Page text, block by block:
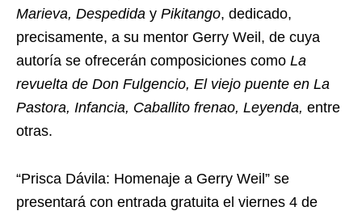
Marieva, Despedida y Pikitango, dedicado,
precisamente, a su mentor Gerry Weil, de cuya
autoría se ofrecerán composiciones como La
revuelta de Don Fulgencio, El viejo puente en La
Pastora, Infancia, Caballito frenao, Leyenda, entre
otras.
“Prisca Dávila: Homenaje a Gerry Weil” se
presentará con entrada gratuita el viernes 4 de